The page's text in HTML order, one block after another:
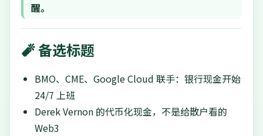
醒。
🧨 备选标题
BMO、CME、Google Cloud 联手：银行现金开始
24/7 上班
Derek Vernon 的代币化现金，不是给散户看的
Web3